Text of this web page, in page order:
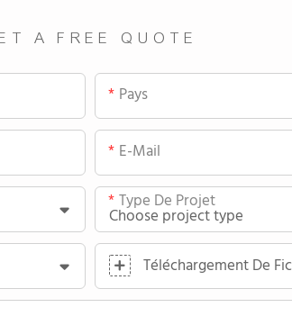
A FREE QUOTE
Pays
E-Mail
Type De Projet
Téléchargement De